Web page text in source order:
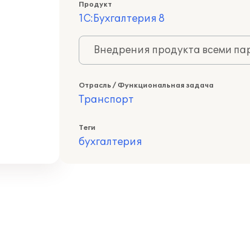
Продукт
1С:Бухгалтерия 8
Внедрения продукта всеми
Отрасль / Функциональная задача
Транспорт
Теги
бухгалтерия